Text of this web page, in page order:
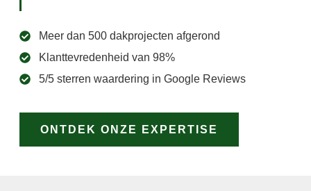
Meer dan 500 dakprojecten afgerond
Klanttevredenheid van 98%
5/5 sterren waardering in Google Reviews
ONTDEK ONZE EXPERTISE